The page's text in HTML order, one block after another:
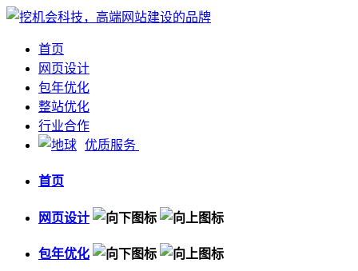
首页
网页设计
包年优化
整站优化
行业合作
优质服务
首页
网页设计
包年优化